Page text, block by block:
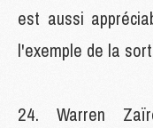
est aussi
l'exemple de la
Warren